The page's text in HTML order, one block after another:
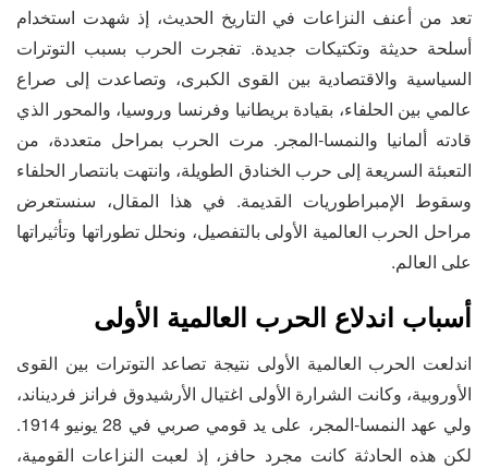
تعد من أعنف النزاعات في التاريخ الحديث، إذ شهدت استخدام
أسلحة حديثة وتكتيكات جديدة. تفجرت الحرب بسبب التوترات
السياسية والاقتصادية بين القوى الكبرى، وتصاعدت إلى صراع
عالمي بين الحلفاء، بقيادة بريطانيا وفرنسا وروسيا، والمحور الذي
قادته ألمانيا والنمسا-المجر. مرت الحرب بمراحل متعددة، من
التعبئة السريعة إلى حرب الخنادق الطويلة، وانتهت بانتصار الحلفاء
وسقوط الإمبراطوريات القديمة. في هذا المقال، سنستعرض
مراحل الحرب العالمية الأولى بالتفصيل، ونحلل تطوراتها وتأثيراتها
على العالم.
أسباب اندلاع الحرب العالمية الأولى
اندلعت الحرب العالمية الأولى نتيجة تصاعد التوترات بين القوى
الأوروبية، وكانت الشرارة الأولى اغتيال الأرشيدوق فرانز فرديناند،
ولي عهد النمسا-المجر، على يد قومي صربي في 28 يونيو 1914.
لكن هذه الحادثة كانت مجرد حافز، إذ لعبت النزاعات القومية،